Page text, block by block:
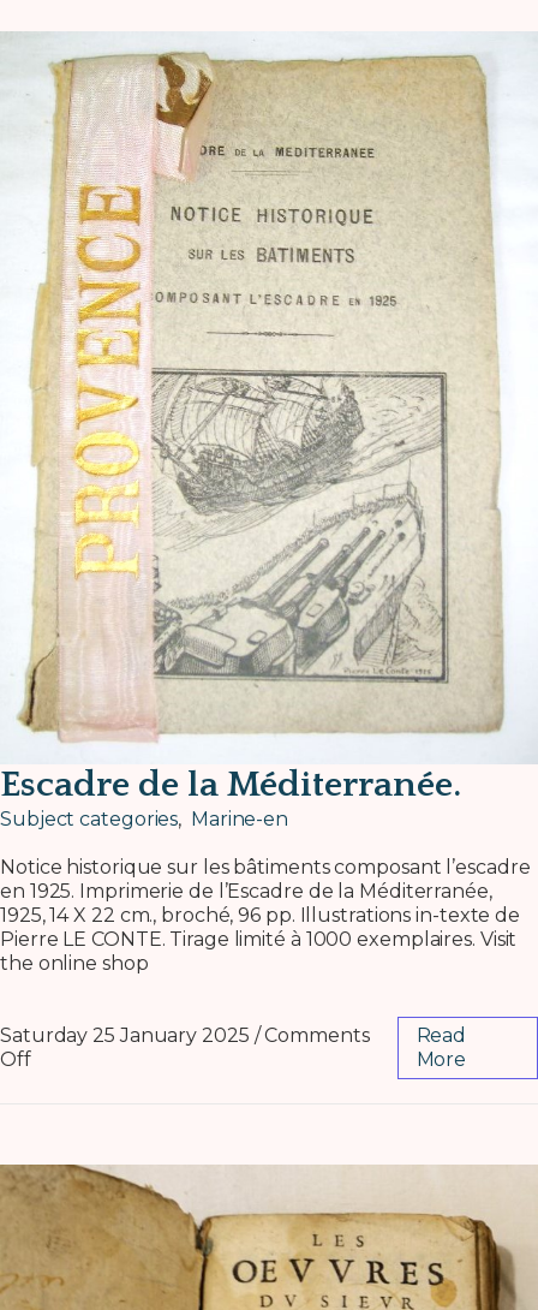
Escadre de la Méditerranée.
Subject categories, Marine-en
Notice historique sur les bâtiments composant l’escadre
en 1925. Imprimerie de l’Escadre de la Méditerranée,
1925, 14 X 22 cm., broché, 96 pp. Illustrations in-texte de
Pierre LE CONTE. Tirage limité à 1000 exemplaires. Visit
the online shop
Saturday 25 January 2025 / Comments
Off
Read
More